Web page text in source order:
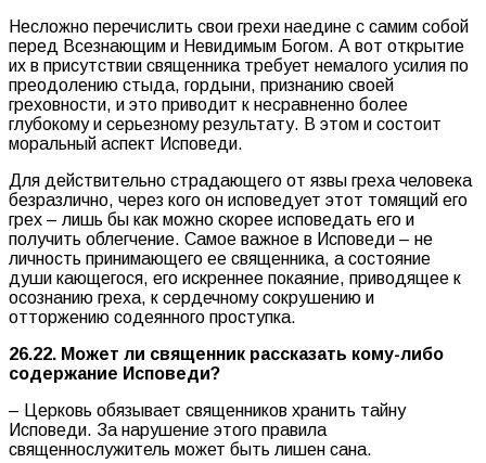
Несложно перечислить свои грехи наедине с самим собой
перед Всезнающим и Невидимым Богом. А вот открытие
их в присутствии священника требует немалого усилия по
преодолению стыда, гордыни, признанию своей
греховности, и это приводит к несравненно более
глубокому и серьезному результату. В этом и состоит
моральный аспект Исповеди.
Для действительно страдающего от язвы греха человека
безразлично, через кого он исповедует этот томящий его
грех – лишь бы как можно скорее исповедать его и
получить облегчение. Самое важное в Исповеди – не
личность принимающего ее священника, а состояние
души кающегося, его искреннее покаяние, приводящее к
осознанию греха, к сердечному сокрушению и
отторжению содеянного проступка.
26.22. Может ли священник рассказать кому-либо
содержание Исповеди?
– Церковь обязывает священников хранить тайну
Исповеди. За нарушение этого правила
священнослужитель может быть лишен сана.